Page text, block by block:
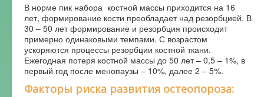
В норме пик набора костной массы приходится на 16
лет, формирование кости преобладает над резорбцией. В
30 – 50 лет формирование и резорбция происходит
примерно одинаковыми темпами. С возрастом
ускоряются процессы резорбции костной ткани.
Ежегодная потеря костной массы до 50 лет – 0,5 – 1%, в
первый год после менопаузы – 10%, далее 2 – 5%.
Факторы риска развития остеопороза: